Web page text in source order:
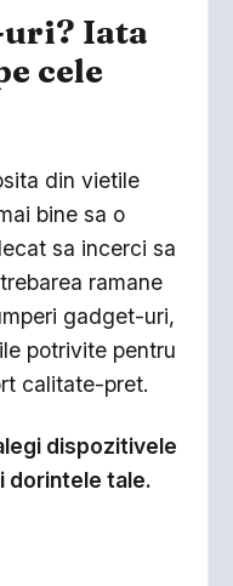
Iata
cele
din vietile
bine sa o
sa incerci sa
ramane
gadget-uri,
potrivite pentru
calitate-pret.
dispozitivele
dorintele tale.